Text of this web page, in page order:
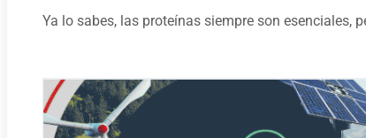
Ya lo sabes, las proteínas siempre son esenciales,